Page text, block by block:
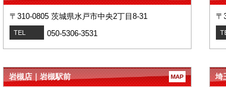
〒310-0805 茨城県水戸市中央2丁目8-31
TEL 050-5306-3531
〒
岩槻店｜岩槻駅前 MAP 埼